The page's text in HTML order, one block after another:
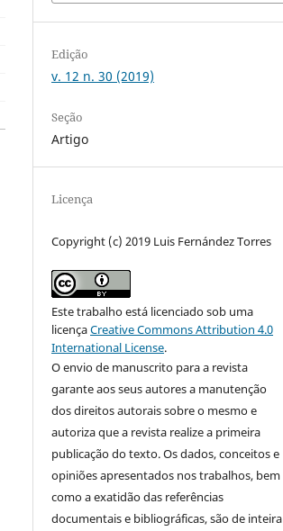
Edição
v. 12 n. 30 (2019)
Seção
Artigo
Licença
Copyright (c) 2019 Luis Fernández Torres
Este trabalho está licenciado sob uma
licençaCreative Commons Attribution 4.0
International License.
O envio de manuscrito para a revista
garante aos seus autores a manutenção
dos direitos autorais sobre o mesmo e
autoriza que a revista realize a primeira
publicação do texto. Os dados, conceitos e
opiniões apresentados nos trabalhos, bem
como a exatidão das referências
documentais e bibliográficas, são de inteira